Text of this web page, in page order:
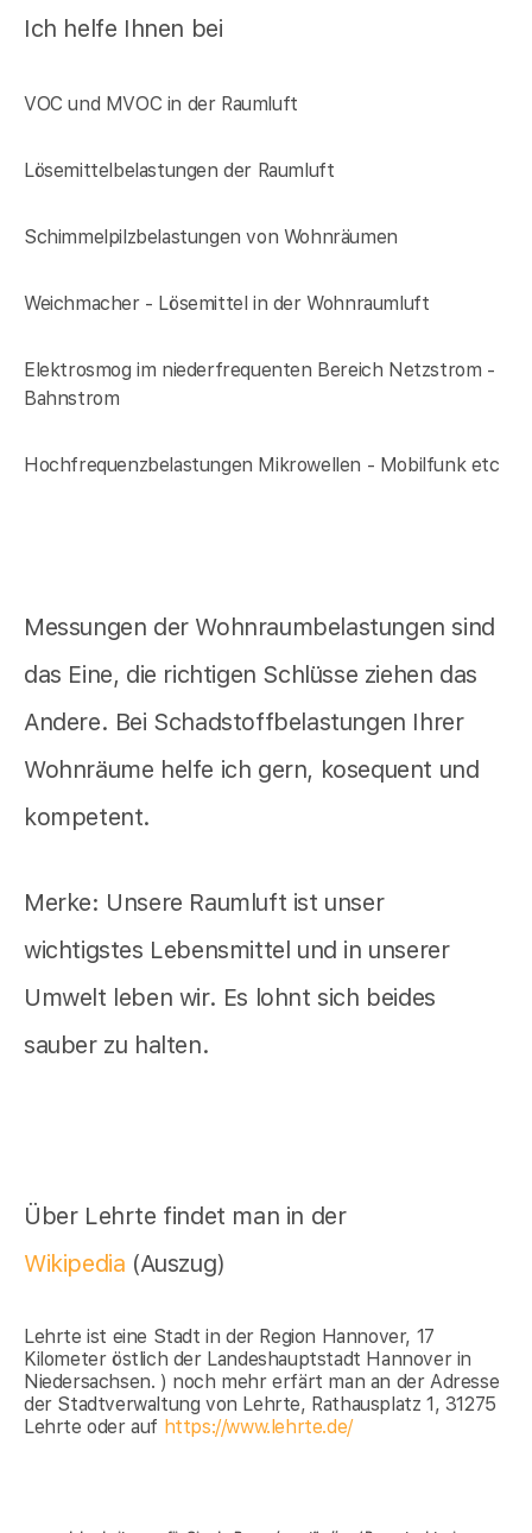
Ich helfe Ihnen bei
VOC und MVOC in der Raumluft
Lösemittelbelastungen der Raumluft
Schimmelpilzbelastungen von Wohnräumen
Weichmacher - Lösemittel in der Wohnraumluft
Elektrosmog im niederfrequenten Bereich Netzstrom -
Bahnstrom
Hochfrequenzbelastungen Mikrowellen - Mobilfunk etc
Messungen der Wohnraumbelastungen sind
das Eine, die richtigen Schlüsse ziehen das
Andere. Bei Schadstoffbelastungen Ihrer
Wohnräume helfe ich gern, kosequent und
kompetent.
Merke: Unsere Raumluft ist unser
wichtigstes Lebensmittel und in unserer
Umwelt leben wir. Es lohnt sich beides
sauber zu halten.
Über Lehrte findet man in der
Wikipedia (Auszug)
Lehrte ist eine Stadt in der Region Hannover, 17
Kilometer östlich der Landeshauptstadt Hannover in
Niedersachsen. ) noch mehr erfärt man an der Adresse
der Stadtverwaltung von Lehrte, Rathausplatz 1, 31275
Lehrte oder auf https://www.lehrte.de/